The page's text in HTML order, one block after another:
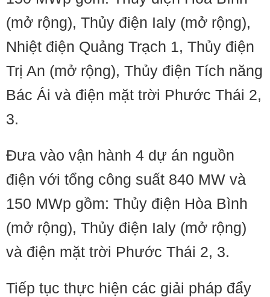
(mở rộng), Thủy điện Ialy (mở rộng),
Nhiệt điện Quảng Trạch 1, Thủy điện
Trị An (mở rộng), Thủy điện Tích năng
Bác Ái và điện mặt trời Phước Thái 2,
3.
Đưa vào vận hành 4 dự án nguồn
điện với tổng công suất 840 MW và
150 MWp gồm: Thủy điện Hòa Bình
(mở rộng), Thủy điện Ialy (mở rộng)
và điện mặt trời Phước Thái 2, 3.
Tiếp tục thực hiện các giải pháp đẩy